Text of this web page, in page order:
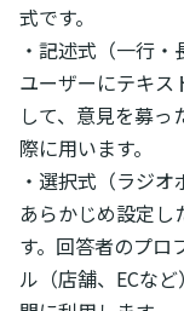
式です。
・記述式（一行・
ユーザーにテキス
して、意見を募っ
際に用います。
・選択式（ラジオ
あらかじめ設定し
す。回答者のプロ
ル（店舗、ECな